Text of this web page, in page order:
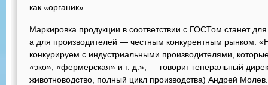
как «органик».
Маркировка продукции в соответствии с ГОСТом станет
а для производителей — честным конкурентным рынком.
конкурируем с индустриальными производителями,
«эко», «фермерская» и т. д.», — говорит генеральный
животноводство, полный цикл производства) Андрей